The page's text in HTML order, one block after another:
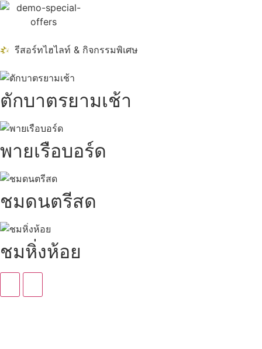
รีสอร์ทไฮไลท์ & กิจกรรมพิเศษ
ตักบาตรยามเช้า
พายเรือบอร์ด
ชมดนตรีสด
ชมหิ่งห้อย